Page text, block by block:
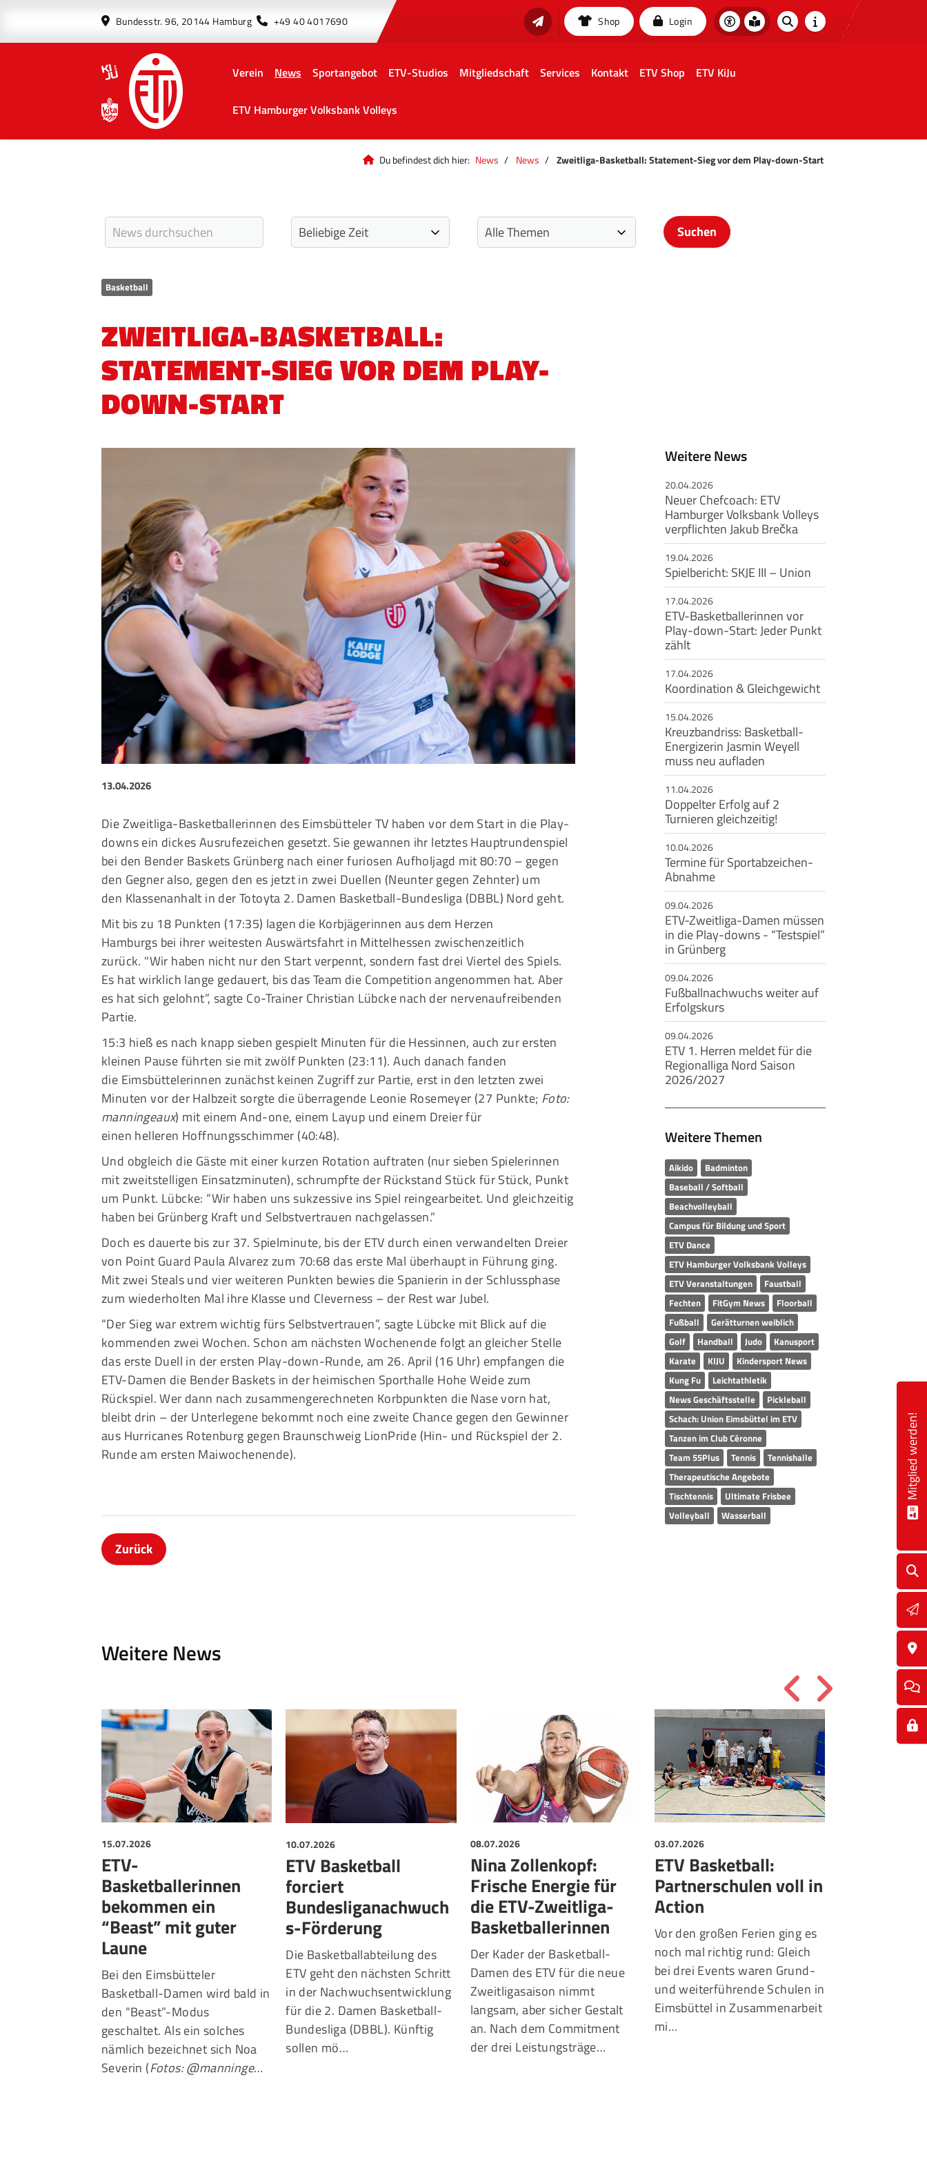
Bundesstr. 96, 20144 Hamburg +49 40 4017690 Shop Login
Verein News Sportangebot ETV-Studios Mitgliedschaft Services Kontakt ETV Shop ETV KiJu
ETV Hamburger Volksbank Volleys
Du befindest dich hier: News News Zweitliga-Basketball: Statement-Sieg vor dem Play-down-Start
Basketball
ZWEITLIGA-BASKETBALL:
STATEMENT-SIEG VOR DEM PLAY-
DOWN-START
13.04.2026
Die Zweitliga-Basketballerinnen des Eimsbütteler TV haben vor dem Start in die Play-
downs ein dickes Ausrufezeichen gesetzt. Sie gewannen ihr letztes Hauptrundenspiel
bei den Bender Baskets Grünberg nach einer furiosen Aufholjagd mit 80:70 – gegen
den Gegner also, gegen den es jetzt in zwei Duellen (Neunter gegen Zehnter) um
den Klassenanhalt in der Totoyta 2. Damen Basketball-Bundesliga (DBBL) Nord geht.
Mit bis zu 18 Punkten (17:35) lagen die Korbjägerinnen aus dem Herzen
Hamburgs bei ihrer weitesten Auswärtsfahrt in Mittelhessen zwischenzeitlich
zurück. "Wir haben nicht nur den Start verpennt, sondern fast drei Viertel des Spiels.
Es hat wirklich lange gedauert, bis das Team die Competition angenommen hat. Aber
es hat sich gelohnt”, sagte Co-Trainer Christian Lübcke nach der nervenaufreibenden
Partie.
15:3 hieß es nach knapp sieben gespielt Minuten für die Hessinnen, auch zur ersten
kleinen Pause führten sie mit zwölf Punkten (23:11). Auch danach fanden
die Eimsbüttelerinnen zunächst keinen Zugriff zur Partie, erst in den letzten zwei
Minuten vor der Halbzeit sorgte die überragende Leonie Rosemeyer (27 Punkte; Foto:
manningeaux) mit einem And-one, einem Layup und einem Dreier für
einen helleren Hoffnungsschimmer (40:48).
Und obgleich die Gäste mit einer kurzen Rotation auftraten (nur sieben Spielerinnen
mit zweitstelligen Einsatzminuten), schrumpfte der Rückstand Stück für Stück, Punkt
um Punkt. Lübcke: “Wir haben uns sukzessive ins Spiel reingearbeitet. Und gleichzeitig
haben bei Grünberg Kraft und Selbstvertrauen nachgelassen.”
Doch es dauerte bis zur 37. Spielminute, bis der ETV durch einen verwandelten Dreier
von Point Guard Paula Alvarez zum 70:68 das erste Mal überhaupt in Führung ging.
Mit zwei Steals und vier weiteren Punkten bewies die Spanierin in der Schlussphase
zum wiederholten Mal ihre Klasse und Cleverness – der Rest war Jubel.
“Der Sieg war extrem wichtig fürs Selbstvertrauen”, sagte Lübcke mit Blick auf die
kommenden zwei Wochen. Schon am nächsten Wochenende folgt an gleicher Stelle
das erste Duell in der ersten Play-down-Runde, am 26. April (16 Uhr) empfangen die
ETV-Damen die Bender Baskets in der heimischen Sporthalle Hohe Weide zum
Rückspiel. Wer dann nach zusammengerechneten Korbpunkten die Nase vorn hat,
bleibt drin – der Unterlegene bekommt noch eine zweite Chance gegen den Gewinner
aus Hurricanes Rotenburg gegen Braunschweig LionPride (Hin- und Rückspiel der 2.
Runde am ersten Maiwochenende).
Zurück
Weitere News
20.04.2026
Neuer Chefcoach: ETV
Hamburger Volksbank Volleys
verpflichten Jakub Brečka
19.04.2026
Spielbericht: SKJE III – Union
17.04.2026
ETV-Basketballerinnen vor
Play-down-Start: Jeder Punkt
zählt
17.04.2026
Koordination & Gleichgewicht
15.04.2026
Kreuzbandriss: Basketball-
Energizerin Jasmin Weyell
muss neu aufladen
11.04.2026
Doppelter Erfolg auf 2
Turnieren gleichzeitig!
10.04.2026
Termine für Sportabzeichen-
Abnahme
09.04.2026
ETV-Zweitliga-Damen müssen
in die Play-downs - “Testspiel”
in Grünberg
09.04.2026
Fußballnachwuchs weiter auf
Erfolgskurs
09.04.2026
ETV 1. Herren meldet für die
Regionalliga Nord Saison
2026/2027
Weitere Themen
Aikido
Badminton
Baseball / Softball
Beachvolleyball
Campus für Bildung und Sport
ETV Dance
ETV Hamburger Volksbank Volleys
ETV Veranstaltungen
Faustball
Fechten
FitGym News
Floorball
Fußball
Gerätturnen weiblich
Golf
Handball Judo
Kanusport
Karate
KIJU
Kindersport News
Kung Fu
Leichtathletik
News Geschäftsstelle
Pickleball
Schach: Union Eimsbüttel im ETV
Tanzen im Club Céronne
Team 55Plus
Tennis
Tennishalle
Therapeutische Angebote
Tischtennis
Ultimate Frisbee
Volleyball
Wasserball
Weitere News
15.07.2026
ETV-
Basketballerinnen
bekommen ein
“Beast” mit guter
Laune
Bei den Eimsbütteler
Basketball-Damen wird bald in
den “Beast”-Modus
geschaltet. Als ein solches
nämlich bezeichnet sich Noa
Severin (Fotos: @manninge…
10.07.2026
ETV Basketball
forciert
Bundesliganachwuch
s-Förderung
Die Basketballabteilung des
ETV geht den nächsten Schritt
in der Nachwuchsentwicklung
für die 2. Damen Basketball-
Bundesliga (DBBL). Künftig
sollen mö…
08.07.2026
Nina Zollenkopf:
Frische Energie für
die ETV-Zweitliga-
Basketballerinnen
Der Kader der Basketball-
Damen des ETV für die neue
Zweitligasaison nimmt
langsam, aber sicher Gestalt
an. Nach dem Commitment
der drei Leistungsträge…
03.07.2026
ETV Basketball:
Partnerschulen voll in
Action
Vor den großen Ferien ging es
noch mal richtig rund: Gleich
bei drei Events waren Grund-
und weiterführende Schulen in
Eimsbüttel in Zusammenarbeit
mi…
Mitglied werden!
QUICKLINKS
Sportangebote finden
Unser Sportangebot
Sportsuche
Ausfälle und Vertretungen
Deutsches Sportabzeichen
Mitglieder-Service
Alles zur Mitgliedschaft
Downloads
Termine
Fragen & Antworten
Geschäftsstelle
Eimsbütteler Turnverband e. V.
Bundesstr. 96
20144 Hamburg
+49 40 4017690
info@etv-hamburg.de